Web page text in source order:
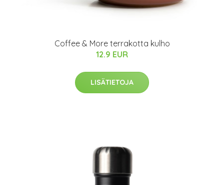
Coffee & More terrakotta kulho
12.9 EUR
LISÄTIETOJA